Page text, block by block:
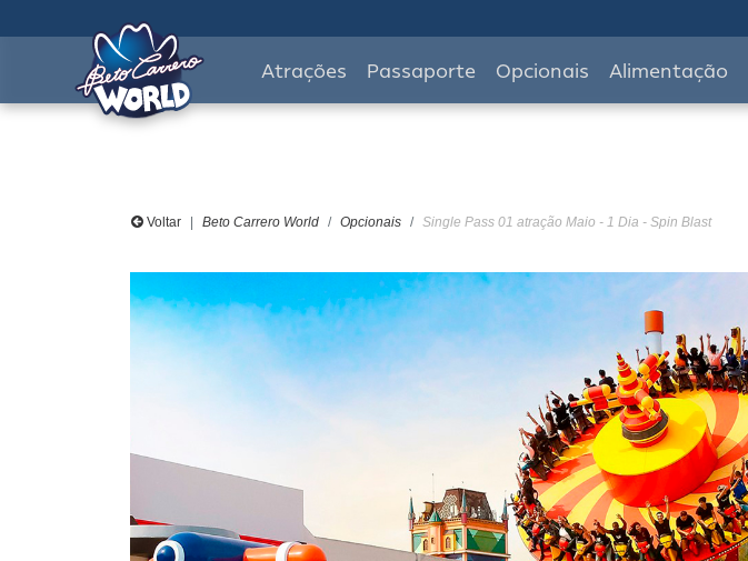
Atrações Passaporte Opcionais Alimentação
Voltar Beto Carrero World Opcionais Single Pass 01 atração Maio - 1 Dia - Spin Blast